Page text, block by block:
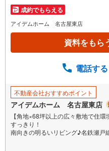
成約でもらえる
アイデムホーム 名古屋東店
資料をもら
電話する
不動産会社おすすめポイント
アイデムホーム 名古屋東店
【角地×68坪以上の広々敷地で住
すっきり！
南向きの明るいリビング♪名鉄瀬